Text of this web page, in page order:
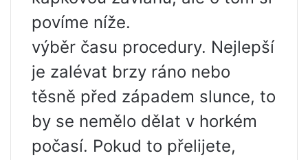
povíme níže.
výběr času procedury. Nejlepší
je zalévat brzy ráno nebo
těsně před západem slunce, to
by se nemělo dělat v horkém
počasí. Pokud to přelijete,